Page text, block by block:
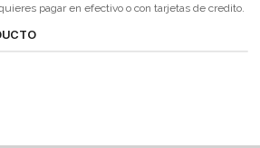
pagar en efectivo o con tarjetas de credito.